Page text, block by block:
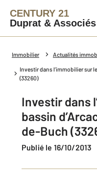
CENTURY 21
Duprat & Associés
Immobilier Actualités
Investir dans l’immobilier sur
(33260)
Investir dans
bassin
de-Buch
Publié le 16/10/2013